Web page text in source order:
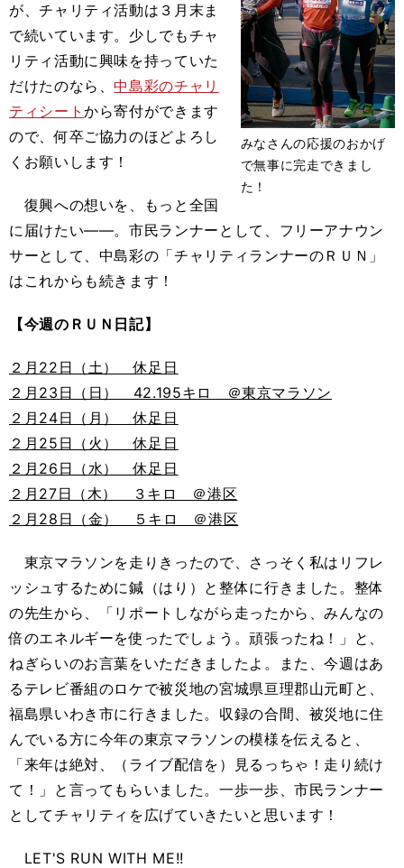
みなさんの応援のおかげ
で無事に完走できまし
た！
が、チャリティ活動は３月末ま
で続いています。少しでもチャ
リティ活動に興味を持っていた
だけたのなら、中島彩のチャリ
ティシートから寄付ができます
ので、何卒ご協力のほどよろし
くお願いします！
復興への想いを、もっと全国
に届けたい――。市民ランナーとして、フリーアナウン
サーとして、中島彩の「チャリティランナーのＲＵＮ」
はこれからも続きます！
【今週のＲＵＮ日記】
２月22日（土） 休足日
２月23日（日） 42.195キロ ＠東京マラソン
２月24日（月） 休足日
２月25日（火） 休足日
２月26日（水） 休足日
２月27日（木） ３キロ ＠港区
２月28日（金） ５キロ ＠港区
東京マラソンを走りきったので、さっそく私はリフレ
ッシュするために鍼（はり）と整体に行きました。整体
の先生から、「リポートしながら走ったから、みんなの
倍のエネルギーを使ったでしょう。頑張ったね！」と、
ねぎらいのお言葉をいただきましたよ。また、今週はあ
るテレビ番組のロケで被災地の宮城県亘理郡山元町と、
福島県いわき市に行きました。収録の合間、被災地に住
んでいる方に今年の東京マラソンの模様を伝えると、
「来年は絶対、（ライブ配信を）見るっちゃ！走り続け
て！」と言ってもらいました。一歩一歩、市民ランナー
としてチャリティを広げていきたいと思います！
LET'S RUN WITH ME!!